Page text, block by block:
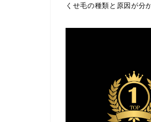
くせ毛の種類と原因が分